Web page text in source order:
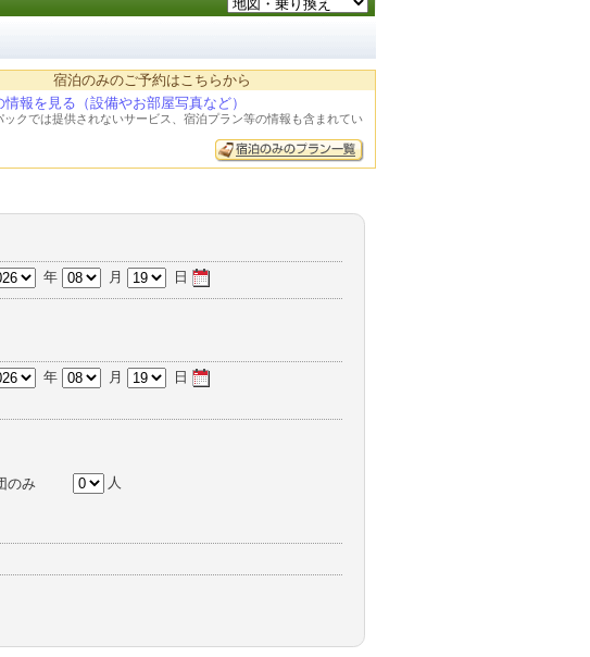
宿泊のみのご予約はこちらから
情報を見る（設備やお部屋写真など）
クでは提供されないサービス、宿泊プラン等の情報も含まれてい
年 月 日
年 月
日
のみ
人